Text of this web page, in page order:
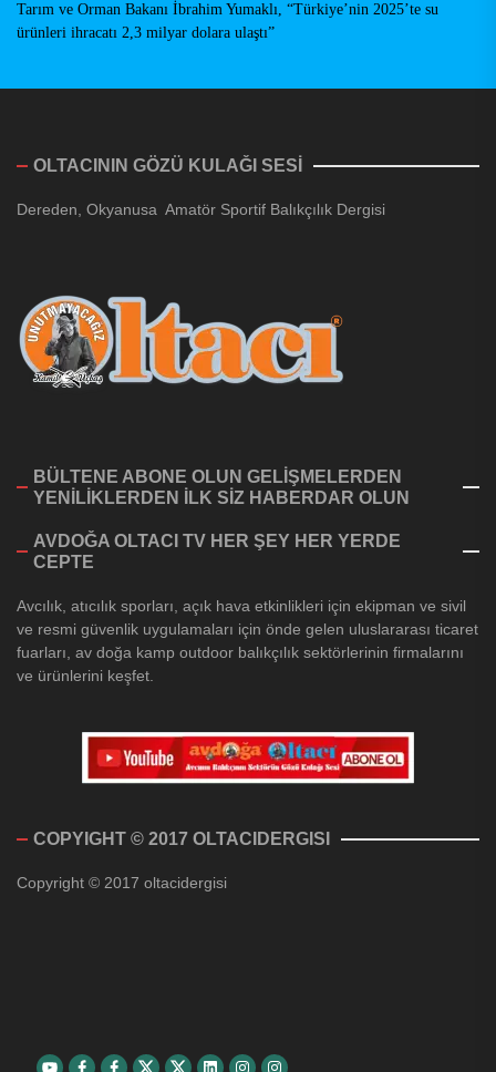
Tarım ve Orman Bakanı İbrahim Yumaklı, “Türkiye’nin 2025’te su
ürünleri ihracatı 2,3 milyar dolara ulaştı”
OLTACININ GÖZÜ KULAĞI SESİ
Dereden, Okyanusa Amatör Sportif Balıkçılık Dergisi
BÜLTENE ABONE OLUN GELİŞMELERDEN
YENİLİKLERDEN İLK SİZ HABERDAR OLUN
AVDOĞA OLTACI TV HER ŞEY HER YERDE
CEPTE
Avcılık, atıcılık sporları, açık hava etkinlikleri için ekipman ve sivil
ve resmi güvenlik uygulamaları için önde gelen uluslararası ticaret
fuarları, av doğa kamp outdoor balıkçılık sektörlerinin firmalarını
ve ürünlerini keşfet.
COPYIGHT © 2017 OLTACIDERGISI
Copyright © 2017 oltacidergisi
YoutubeFacebook
Facebook
TwitterTwitterLinkedinInstagramInstagram